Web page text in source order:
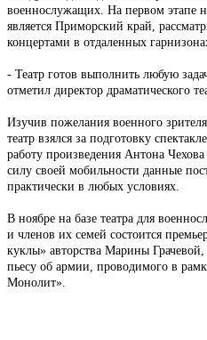
военнослужащих. На первом этапе
является Приморский край,
концертами в отдаленных
- Театр готов выполнить любую
отметил директор драматического
Изучив пожелания военного
театр взялся за подготовку
работу произведения Антона
силу своей мобильности данные
практически в любых условиях.
В ноябре на базе театра для
и членов их семей состоится
куклы» авторства Марины
пьесу об армии, проводимого в
Монолит».